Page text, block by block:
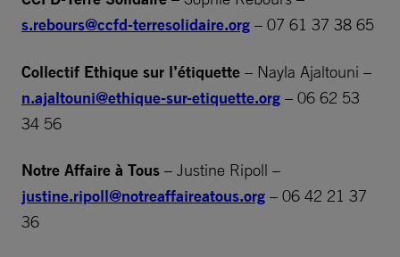
s.rebours@ccfd-terresolidaire.org – 07 61 37 38 65
Collectif Ethique sur l’étiquette – Nayla Ajaltouni –
n.ajaltouni@ethique-sur-etiquette.org – 06 62 53
34 56
Notre Affaire à Tous – Justine Ripoll –
justine.ripoll@notreaffaireatous.org – 06 42 21 37
36